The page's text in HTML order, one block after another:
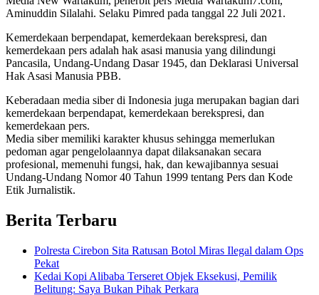
Aminuddin Silalahi. Selaku Pimred pada tanggal 22 Juli 2021.
Kemerdekaan berpendapat, kemerdekaan berekspresi, dan
kemerdekaan pers adalah hak asasi manusia yang dilindungi
Pancasila, Undang-Undang Dasar 1945, dan Deklarasi Universal
Hak Asasi Manusia PBB.
Keberadaan media siber di Indonesia juga merupakan bagian dari
kemerdekaan berpendapat, kemerdekaan berekspresi, dan
kemerdekaan pers.
Media siber memiliki karakter khusus sehingga memerlukan
pedoman agar pengelolaannya dapat dilaksanakan secara
profesional, memenuhi fungsi, hak, dan kewajibannya sesuai
Undang-Undang Nomor 40 Tahun 1999 tentang Pers dan Kode
Etik Jurnalistik.
Berita Terbaru
Polresta Cirebon Sita Ratusan Botol Miras Ilegal dalam Ops
Pekat
Kedai Kopi Alibaba Terseret Objek Eksekusi, Pemilik
Belitung: Saya Bukan Pihak Perkara